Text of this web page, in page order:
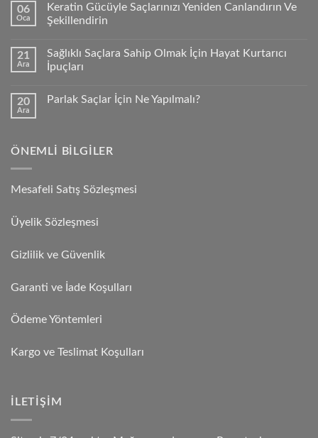
06
Oca
Keratin Gücüyle Saçlarınızı Yeniden Canlandırın Ve
Şekillendirin
21
Ara
Sağlıklı Saçlara Sahip Olmak İçin Hayat Kurtarıcı
İpuçları
20
Ara
Parlak Saçlar İçin Ne Yapılmalı?
ÖNEMLI BILGILER
Mesafeli Satış Sözleşmesi
Üyelik Sözleşmesi
Gizlilik ve Güvenlik
Garanti ve İade Koşulları
Ödeme Yöntemleri
Kargo ve Teslimat Koşulları
İLETIŞIM